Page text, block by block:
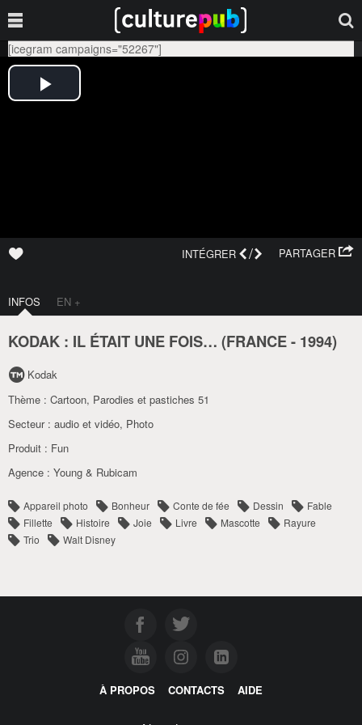
[icegram campaigns="52267"]
PARTAGER
INTÉGRER /
INFOS EN +
KODAK : IL ÉTAIT UNE FOIS… (FRANCE- 1994)
Kodak
Thème : Cartoon, Parodies et pastiches 51
Secteur : audio et vidéo, Photo
Produit : Fun
Agence : Young & Rubicam
Appareil photo Bonheur Conte de fée Dessin
Fable
Fillette
Histoire Joie Livre Mascotte
Rayure
Trio
Walt Disney
À PROPOS CONTACTS AIDE